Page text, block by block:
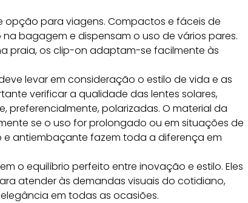
opção para viagens. Compactos e fáceis de
bagagem e dispensam o uso de vários pares.
praia, os clip-on adaptam-se facilmente às
levar em consideração o estilo de vida e as
verificar a qualidade das lentes solares,
polarizadas. O material da
se o uso for prolongado ou em situações de
antiembaçante fazem toda a diferença em
o equilíbrio perfeito entre inovação e estilo. Eles
atender às demandas visuais do cotidiano,
em todas as ocasiões.